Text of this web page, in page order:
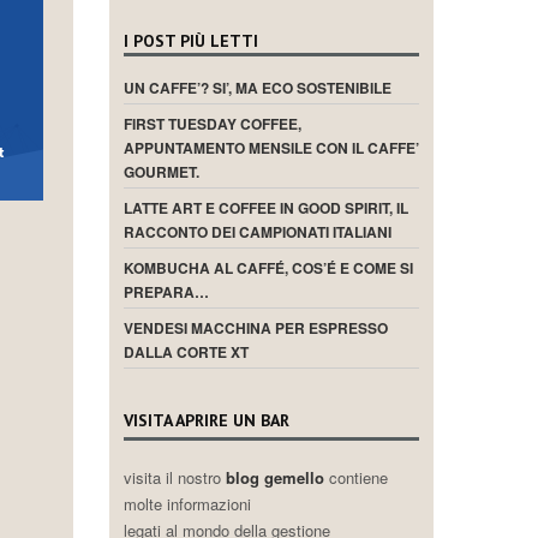
I POST PIÙ LETTI
UN CAFFE’? SI’, MA ECO SOSTENIBILE
FIRST TUESDAY COFFEE,
APPUNTAMENTO MENSILE CON IL CAFFE’
GOURMET.
LATTE ART E COFFEE IN GOOD SPIRIT, IL
RACCONTO DEI CAMPIONATI ITALIANI
KOMBUCHA AL CAFFÉ, COS’É E COME SI
PREPARA…
VENDESI MACCHINA PER ESPRESSO
DALLA CORTE XT
VISITA APRIRE UN BAR
visita il nostro blog gemello contiene
molte informazioni
legati al mondo della gestione